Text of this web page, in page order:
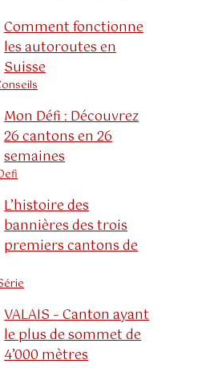
Comment fonctionne
les autoroutes en
Suisse
Mon Défi : Découvrez
26 cantons en 26
semaines
L’histoire des
bannières des trois
premiers cantons de
VALAIS – Canton ayant
le plus de sommet de
4’000 mètres